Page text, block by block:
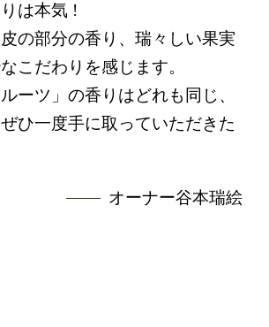
は本気 !
の部分の香り、瑞々しい果実
こだわりを感じます。
ーツ」の香りはどれも同じ、
ひ一度手に取っていただきた
オーナー谷本瑞絵